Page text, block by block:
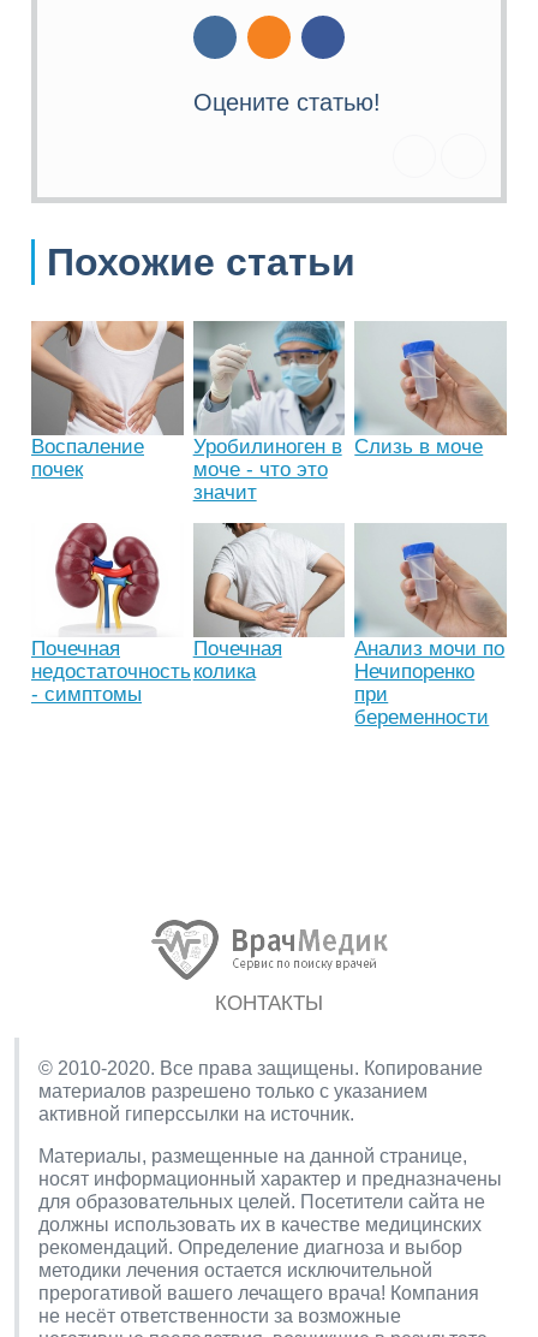
Оцените статью!
Похожие статьи
Воспаление
почек
Уробилиноген в
моче - что это
значит
Слизь в моче
Почечная
недостаточность
- симптомы
Почечная
колика
Анализ мочи по
Нечипоренко
при
беременности
КОНТАКТЫ
© 2010-2020. Все права защищены. Копирование
материалов разрешено только с указанием
активной гиперссылки на источник.
Материалы, размещенные на данной странице,
носят информационный характер и предназначены
для образовательных целей. Посетители сайта не
должны использовать их в качестве медицинских
рекомендаций. Определение диагноза и выбор
методики лечения остается исключительной
прерогативой вашего лечащего врача! Компания
не несёт ответственности за возможные